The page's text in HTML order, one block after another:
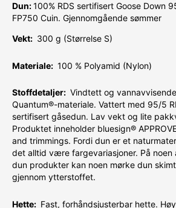
Dun:100% RDS sertifisert Goose Down
FP750 Cuin. Gjennomgående sømmer
Vekt: 300 g (Størrelse S)
Materiale: 100 % Polyamid (Nylon)
Stoffdetaljer: Vindtett og
Quantum®-materiale. Vattert med 95/5
sertifisert gåsedun. Lav vekt og lite
Produktet inneholder bluesign®
and trimmings. Fordi dun er et
det alltid være fargevariasjoner. På noen
dun produkter kan noen mørke dun
gjennom ytterstoffet.
Hette: Fast, forhåndsjusterbar hette.